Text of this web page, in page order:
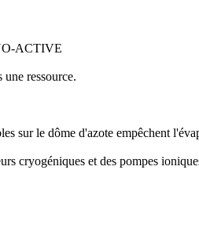
ACTIVE
ressource.
sur le dôme d'azote empêchent
cryogéniques et des pompes